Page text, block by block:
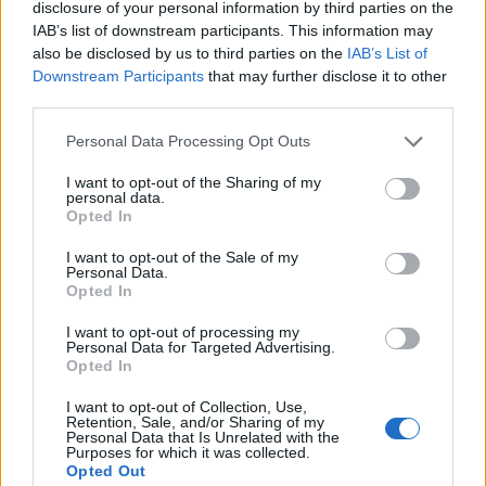
disclosure of your personal information by third parties on the
IAB’s list of downstream participants. This information may
also be disclosed by us to third parties on the IAB’s List of
Downstream Participants that may further disclose it to other
Please note that this website/app uses one or more Google
not limited to your visit or usage behaviour. You may click to
grant or deny consent to Google and its third-party tags to
use your data for below specified purposes in below Google
consent section.
Personal Data Processing Opt Outs
I want to opt-out of the Sharing of my
personal data.
Opted In
I want to opt-out of the Sale of my
Personal Data.
Opted In
I want to opt-out of processing my
Personal Data for Targeted Advertising.
Opted In
I want to opt-out of Collection, Use,
Retention, Sale, and/or Sharing of my
Personal Data that Is Unrelated with the
Purposes for which it was collected.
Opted Out
σύγκρουση αλλά την σύγκριση. Δεν έχει προτάσεις
για το μέλλον της χώρας, αλλά και κανείς από τον
ΣΥΡΙΖΑ δεν μπορεί να μιλήσει για το παρελθόν…
Την Παρασκευή θα πάρουμε ψήφο εμπιστοσύνης
και μέχρι να προκηρύξουμε τις εκλογές, θα
Η διαδικασία που προβλέπεται μετά το αίτημα
Σύμφωνα με το άρθρο 142, την πρόταση πρέπει να
υπογράψουν 60 βουλευτές, ενώ την έχει υπογράψει
ήδη ολόκληρη η Κοινοβουλευτική Ομάδα του
ΣΥΡΙΖΑ.
Όπως αναφέρει το άρθρο 84 παράγραφος 2 του